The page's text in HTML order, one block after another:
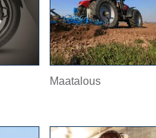
Maatalous